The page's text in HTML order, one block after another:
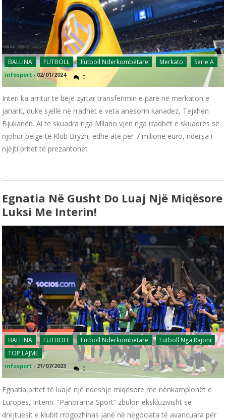
BALLINA FUTBOLL Futboll Ndërkombëtarë Merkato Serie A
infosport - 02/01/2024 0
Interi ka arritur të bëjë zyrtar transferimin e parë në merkaton e
janarit, duke sjellë në rradhët e veta anësorin kanadez, Tejxhën
Bjukanën. Ai te skuadra nga Milano vjen nga rradhët e skuadrës së
njohur belge të Klub Bryzh, edhe atë për 7 milionë euro, ndërsa i
njëjti pritet të prezantohet
Egnatia Në Gusht Do Luaj Një Miqësore
Luksi Me Interin!
BALLINA FUTBOLL Futboll Ndërkombëtarë
Futboll Nga Rajoni
TOP LAJME
infosport -21/07/2023 0
Egnatia pritet të luajë një ndeshje miqësore me nënkampionët e
Europës, Interin. “Panorama Sport” zbulon ekskluzivisht se
drejtuesit e klubit rrogozhinas janë në negociata të avancuara për